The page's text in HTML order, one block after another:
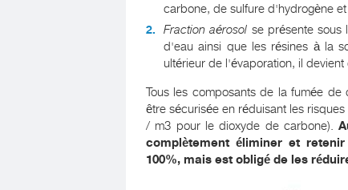
carbone, de sulfure d'hydrogène
Fraction aérosol se présente
d'eau ainsi que les résines à la
ultérieur de l'évaporation, il
Tous les composants de la fumée
être sécurisée en réduisant les
/ m3 pour le dioxyde de carbone).
complètement éliminer et
100%, mais est obligé de les